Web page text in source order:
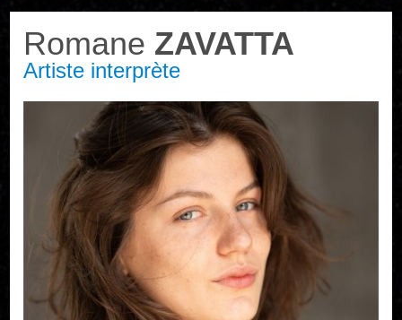
Romane ZAVATTA
Artiste interprète